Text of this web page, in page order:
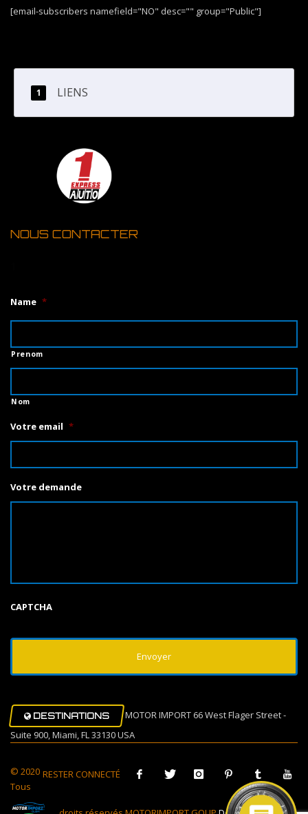
[email-subscribers namefield="NO" desc="" group="Public"]
LIENS
NOUS CONTACTER
Name *
Prenom
Nom
Votre email *
Votre demande
CAPTCHA
DESTINATIONS
MOTOR IMPORT 66 West Flager Street -
Suite 900, Miami, FL 33130 USA
RESTER CONNECTÉ
© 2020
Tous